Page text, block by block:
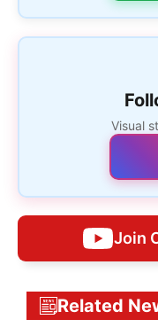
Visual
Join
Related